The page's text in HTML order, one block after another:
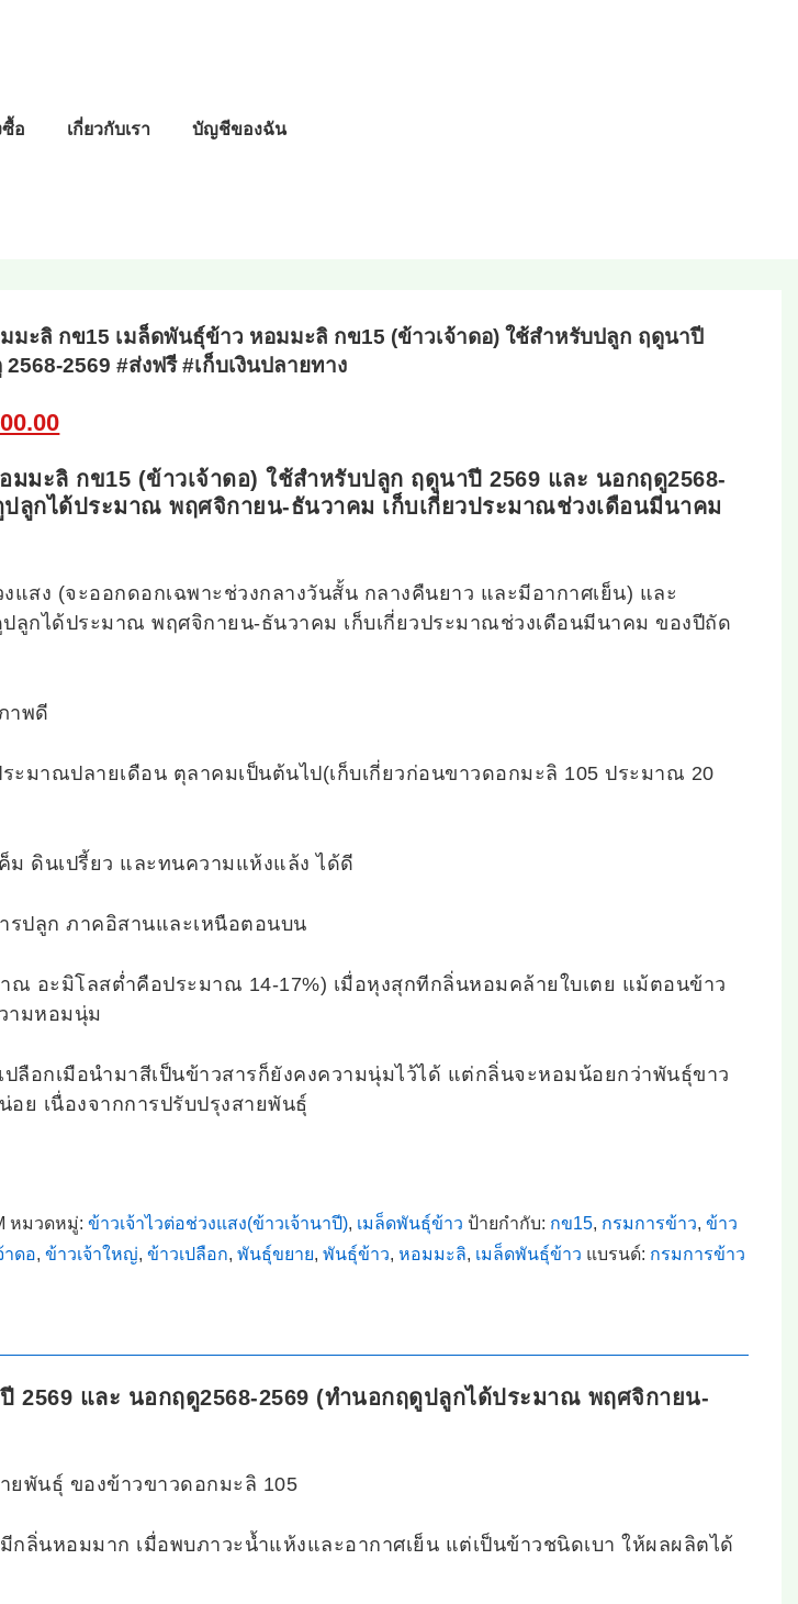
ซื้อ เกี่ยวกับเรา บัญชีของฉัน
มะลิ กข15 เมล็ดพันธุ์ข้าว หอมมะลิ กข15 (ข้าวเจ้าดอ) ใช้สำหรับปลูก ฤดูนาปี
2569 #ส่งฟรี #เก็บเงินปลายทาง
Current
is:
฿1,200.00.
มมะลิ กข15 (ข้าวเจ้าดอ) ใช้สำหรับปลูก ฤดูนาปี 2569 และ นอกฤดู2568-
ลูกได้ประมาณ พฤศจิกายน-ธันวาคม เก็บเกี่ยวประมาณช่วงเดือนมีนาคม
แสง (จะออกดอกเฉพาะช่วงกลางวันสั้น กลางคืนยาว และมีอากาศเย็น) และ
ลูกได้ประมาณ พฤศจิกายน-ธันวาคม เก็บเกี่ยวประมาณช่วงเดือนมีนาคม ของปีถัด
าพดี
ระมาณปลายเดือน ตุลาคมเป็นต้นไป(เก็บเกี่ยวก่อนขาวดอกมะลิ 105 ประมาณ 20
ม ดินเปรี้ยว และทนความแห้งแล้ง ได้ดี
รปลูก ภาคอิสานและเหนือตอนบน
ณ อะมิโลสต่ำคือประมาณ 14-17%) เมื่อหุงสุกทีกลิ่นหอมคล้ายใบเตย แม้ตอนข้าว
ามหอมนุ่ม
ปลือกเมือนำมาสีเป็นข้าวสารก็ยังคงความนุ่มไว้ได้ แต่กลิ่นจะหอมน้อยกว่าพันธุ์ขาว
ย เนื่องจากการปรับปรุงสายพันธุ์
หมวดหมู่:ข้าวเจ้าไวต่อช่วงแสง(ข้าวเจ้านาปี), เมล็ดพันธุ์ข้าว ป้ายกำกับ: กข15, กรมการข้าว,ข้าว
าดอ,ข้าวเจ้าใหญ่,ข้าวเปลือก,พันธุ์ขยาย,พันธุ์ข้าว,หอมมะลิ, เมล็ดพันธุ์ข้าว แบรนด์: กรมการข้าว
2569 และ นอกฤดู2568-2569 (ทำนอกฤดูปลูกได้ประมาณ พฤศจิกายน-
ยพันธุ์ ของข้าวขาวดอกมะลิ 105
ลิ่นหอมมาก เมื่อพบภาวะน้ำแห้งและอากาศเย็น แต่เป็นข้าวชนิดเบา ให้ผลผลิตได้